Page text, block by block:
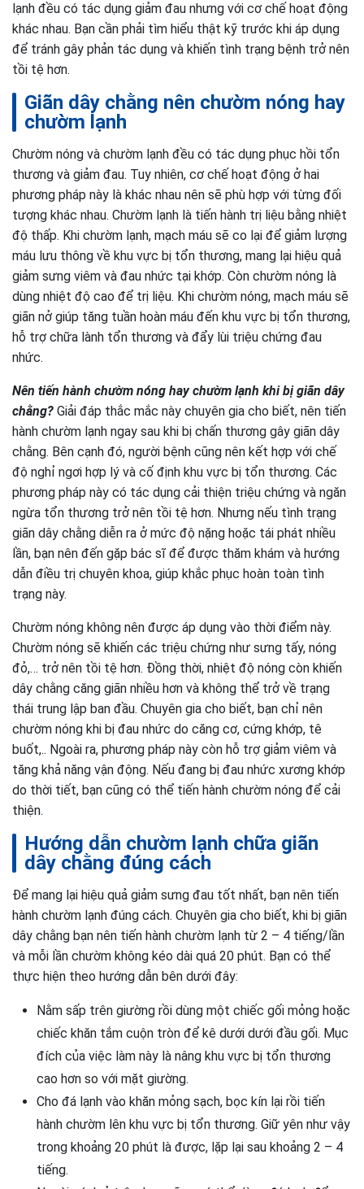
lạnh đều có tác dụng giảm đau nhưng với cơ chế hoạt động
khác nhau. Bạn cần phải tìm hiểu thật kỹ trước khi áp dụng
để tránh gây phản tác dụng và khiến tình trạng bệnh trở nên
tồi tệ hơn.
Giãn dây chằng nên chườm nóng hay
chườm lạnh
Chườm nóng và chườm lạnh đều có tác dụng phục hồi tổn
thương và giảm đau. Tuy nhiên, cơ chế hoạt động ở hai
phương pháp này là khác nhau nên sẽ phù hợp với từng đối
tượng khác nhau. Chườm lạnh là tiến hành trị liệu bằng nhiệt
độ thấp. Khi chườm lạnh, mạch máu sẽ co lại để giảm lượng
máu lưu thông về khu vực bị tổn thương, mang lại hiệu quả
giảm sưng viêm và đau nhức tại khớp. Còn chườm nóng là
dùng nhiệt độ cao để trị liệu. Khi chườm nóng, mạch máu sẽ
giãn nở giúp tăng tuần hoàn máu đến khu vực bị tổn thương,
hỗ trợ chữa lành tổn thương và đẩy lùi triệu chứng đau
nhức.
Nên tiến hành chườm nóng hay chườm lạnh khi bị giãn dây
chằng? Giải đáp thắc mắc này chuyên gia cho biết, nên tiến
hành chườm lạnh ngay sau khi bị chấn thương gây giãn dây
chằng. Bên cạnh đó, người bệnh cũng nên kết hợp với chế
độ nghỉ ngơi hợp lý và cố định khu vực bị tổn thương. Các
phương pháp này có tác dụng cải thiện triệu chứng và ngăn
ngừa tổn thương trở nên tồi tệ hơn. Nhưng nếu tình trạng
giãn dây chằng diễn ra ở mức độ nặng hoặc tái phát nhiều
lần, bạn nên đến gặp bác sĩ để được thăm khám và hướng
dẫn điều trị chuyên khoa, giúp khắc phục hoàn toàn tình
trạng này.
Chườm nóng không nên được áp dụng vào thời điểm này.
Chườm nóng sẽ khiến các triệu chứng như sưng tấy, nóng
đỏ,… trở nên tồi tệ hơn. Đồng thời, nhiệt độ nóng còn khiến
dây chằng căng giãn nhiều hơn và không thể trở về trạng
thái trung lập ban đầu. Chuyên gia cho biết, bạn chỉ nên
chườm nóng khi bị đau nhức do căng cơ, cứng khớp, tê
buốt,.. Ngoài ra, phương pháp này còn hỗ trợ giảm viêm và
tăng khả năng vận động. Nếu đang bị đau nhức xương khớp
do thời tiết, bạn cũng có thể tiến hành chườm nóng để cải
thiện.
Hướng dẫn chườm lạnh chữa giãn
dây chằng đúng cách
Để mang lại hiệu quả giảm sưng đau tốt nhất, bạn nên tiến
hành chườm lạnh đúng cách. Chuyên gia cho biết, khi bị giãn
dây chằng bạn nên tiến hành chườm lạnh từ 2 – 4 tiếng/lần
và mỗi lần chườm không kéo dài quá 20 phút. Bạn có thể
thực hiện theo hướng dẫn bên dưới đây:
Nằm sấp trên giường rồi dùng một chiếc gối mỏng hoặc
chiếc khăn tắm cuộn tròn để kê dưới dưới đầu gối. Mục
đích của việc làm này là nâng khu vực bị tổn thương
cao hơn so với mặt giường.
Cho đá lạnh vào khăn mỏng sạch, bọc kín lại rồi tiến
hành chườm lên khu vực bị tổn thương. Giữ yên như vậy
trong khoảng 20 phút là được, lặp lại sau khoảng 2 – 4
tiếng.